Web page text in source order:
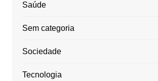
Saúde
Sem categoria
Sociedade
Tecnologia